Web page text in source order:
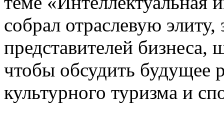
собрал отраслевую
представителей бизнеса,
чтобы обсудить будущее
культурного туризма и